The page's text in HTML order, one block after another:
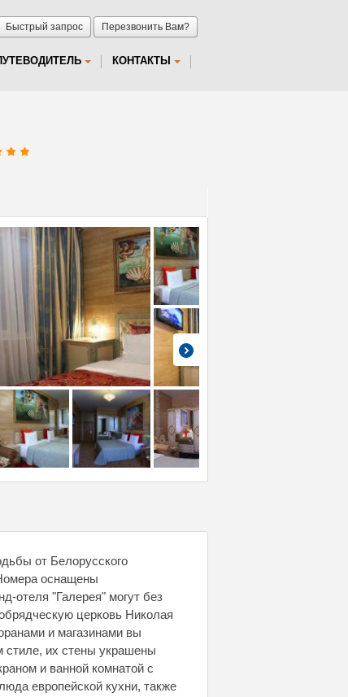
Быстрый запрос Перезвонить Вам?
КОНТАКТЫ
от Белорусского
оснащены
отеля "Галерея" могут без
церковь Николая
и магазинами вы
их стены украшены
и ванной комнатой с
европейской кухни, также